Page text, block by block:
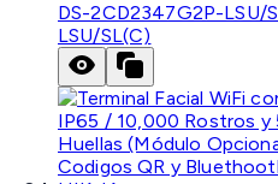
DS-2CD2347G2P-LSU/
LSU/SL(C)